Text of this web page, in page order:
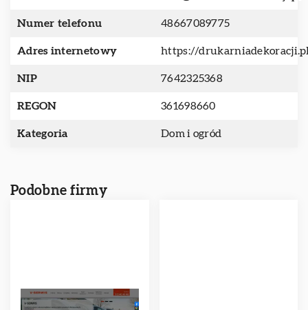
Numer telefonu 48667089775
Adres internetowy https://
NIP 7642325368
REGON 361698660
Kategoria Dom i ogród
Podobne firmy